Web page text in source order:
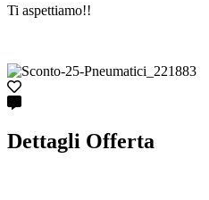
Ti aspettiamo!!
Dettagli Offerta